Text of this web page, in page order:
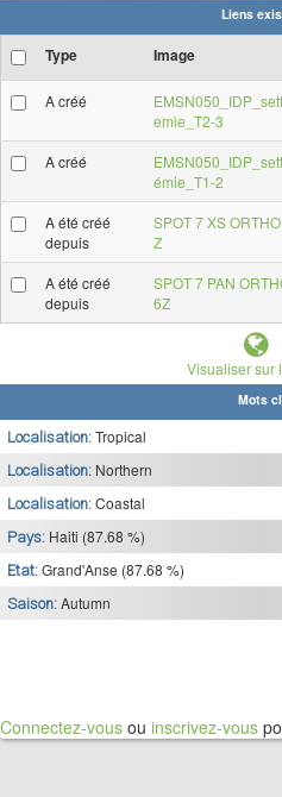
Liens
Type Image
A créé
emie_T2-3
A créé
émie_T1-2
A été créé
depuis
SPOT 7 XS
Z
A été créé
depuis
SPOT 7 PAN
6Z
Visualiser sur
Mots
Localisation: Tropical
Localisation: Northern
Localisation: Coastal
Pays: Haiti (87.68 %)
Etat: Grand'Anse (87.68 %)
Saison: Autumn
Connectez-vous ou inscrivez-vous